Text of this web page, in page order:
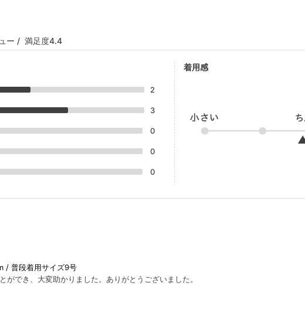
ー / 満足度4.4
2
3
0
0
0
着用感
普段着用サイズ9号
ができ、大変助かりました。ありがとうございました。